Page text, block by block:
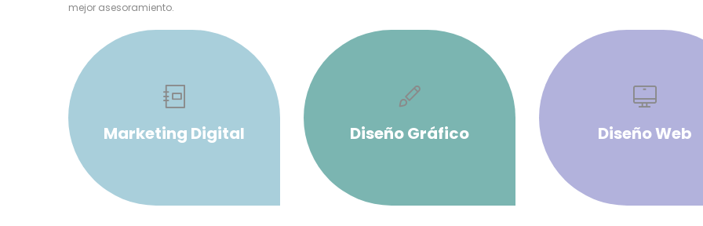
mejor asesoramiento.
Marketing Digital Diseño Gráfico Diseño Web